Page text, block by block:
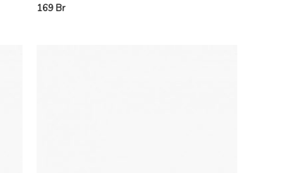
Rated
0
169Br